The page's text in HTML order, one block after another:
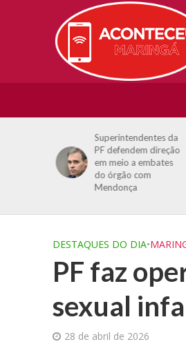
Superintendentes da
PF defendem direção
em meio a embates
do órgão com
Mendonça
DESTAQUES DO DIA•
PF faz
sexual
28 de abril de 2026